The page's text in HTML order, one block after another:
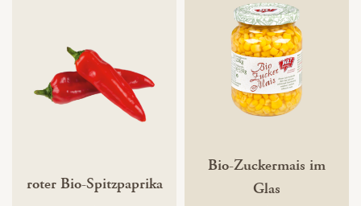
roter Bio-Spitzpaprika
Bio-Zuckermais im
Glas